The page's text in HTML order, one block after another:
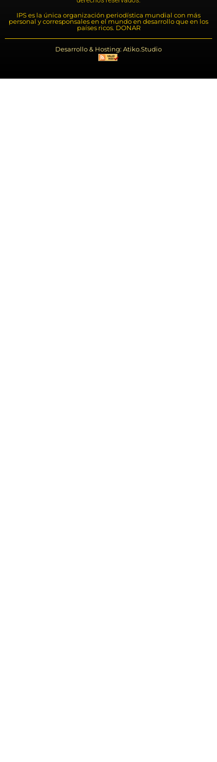
IPS es la única organización periodística mundial con más
personal y corresponsales en el mundo en desarrollo que en los
países ricos. DONAR
Desarrollo & Hosting: Atiko.Studio